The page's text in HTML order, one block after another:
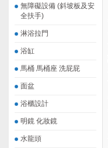
無障礙設備 (斜坡板及安
全扶手)
淋浴拉門
浴缸
馬桶 馬桶座 洗屁屁
面盆
浴櫃設計
明鏡 化妝鏡
水龍頭